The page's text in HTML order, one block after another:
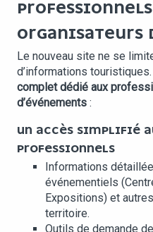
Le nouveau site ne se
d’informations
complet dédié aux
d’événements :
UN ACCÈS SIMPLIFIÉ
PROFESSIONNELS
Informations
événementiels
Expositions) et
territoire.
Outils de demande